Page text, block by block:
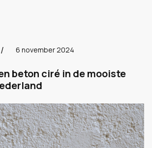
6 november 2024
beton ciré in de mooiste